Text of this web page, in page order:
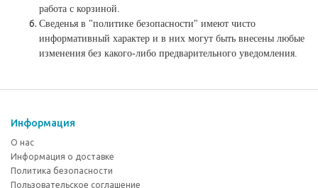
работа с корзиной.
Сведенья в "политике безопасности" имеют чисто
информативный характер и в них могут быть внесены любые
изменения без какого-либо предварительного уведомления.
Информация
О нас
Информация о доставке
Политика безопасности
Пользовательское соглашение